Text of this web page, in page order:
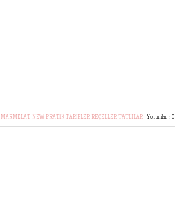
MARMELAT NEW PRATİK TARİFLER REÇELLER TATLILAR | Yorumlar : 0